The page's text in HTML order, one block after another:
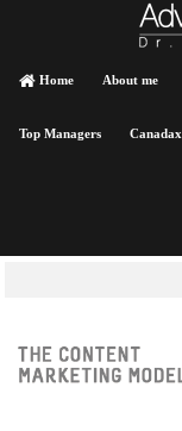
Home About me
Top Managers Canadax